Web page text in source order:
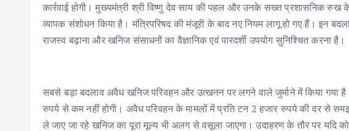
कार्रवाई होगी। मुख्यमंत्री श्री विष्णु देव साय की पहल और उनके सख्त प्रशासनिक रुख
व्यापक संशोधन किया है। मंत्रिपरिषद की मंजूरी के बाद नए नियम लागू हो गए हैं। इन
राजस्व बढ़ाना और खनिज संसाधनों का वैज्ञानिक एवं पारदर्शी उपयोग सुनिश्चित करना है।
सबसे बड़ा बदलाव अवैध खनिज परिवहन और उत्खनन पर लगने वाले जुर्माने में किया गया
रुपये से कम नहीं होगी। अवैध परिवहन के मामलों में प्रति टन 2 हजार रुपये की दर से
ले जाए जा रहे खनिज का पूरा मूल्य भी अलग से वसूला जाएगा। उदाहरण के तौर पर यदि